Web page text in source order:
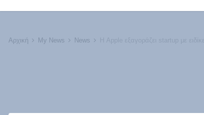
Αρχική My News News